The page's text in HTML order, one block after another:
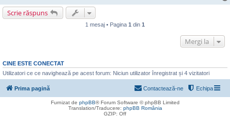
Scrie răspuns
1 mesaj • Pagina 1 din 1
Mergi la
CINE ESTE CONECTAT
Utilizatori ce ce navighează pe acest forum: Niciun utilizator înregistrat și 4 vizitatori
Prima pagină Echipa
Contactează-ne
Furnizat de phpBB® Forum Software © phpBB Limited
Translation/Traducere: phpBB România
GZIP: Off